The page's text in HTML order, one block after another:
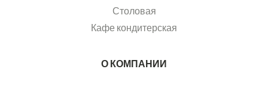
Столовая
Кафе кондитерская
О КОМПАНИИ